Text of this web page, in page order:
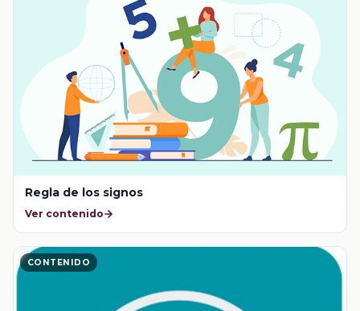
Regla de los signos
Ver contenido
CONTENIDO